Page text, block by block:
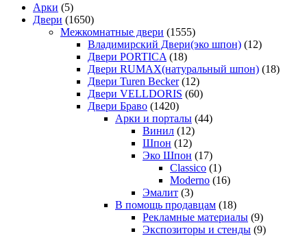
Арки (5)
Двери (1650)
Межкомнатные двери (1555)
Владимирский Двери(эко шпон) (12)
Двери PORTICA (18)
Двери RUMAX(натуральный шпон) (18)
Двери Turen Becker (12)
Двери VELLDORIS (60)
Двери Браво (1420)
Арки и порталы (44)
Винил (12)
Шпон (12)
Эко Шпон (17)
Classico (1)
Moderno (16)
Эмалит (3)
В помощь продавцам (18)
Рекламные материалы (9)
Экспозиторы и стенды (9)